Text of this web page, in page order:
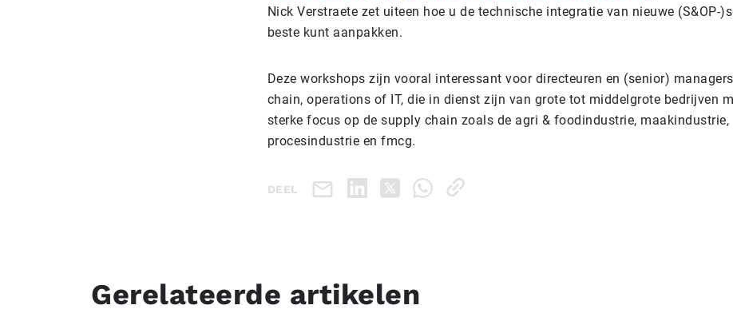
Nick Verstraete zet uiteen hoe u de technische integratie van nieuwe (S&OP-
beste kunt aanpakken.
Deze workshops zijn vooral interessant voor directeuren en (senior)
chain, operations of IT, die in dienst zijn van grote tot middelgrote bedrijven
sterke focus op de supply chain zoals de agri & foodindustrie, maakindustrie,
procesindustrie en fmcg.
DEEL
Gerelateerde artikelen